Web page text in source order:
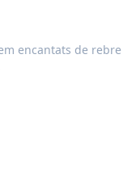
encantats de rebre